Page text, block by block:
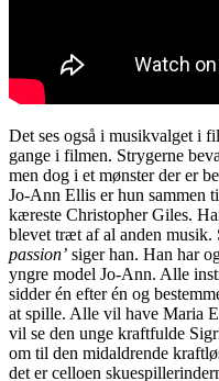
Det ses også i musikvalget i
gange i filmen. Strygerne
men dog i et mønster der er
Jo-Ann Ellis er hun sammen
kæreste Christopher Giles.
blevet træt af al anden musik.
passion’ siger han. Han har
yngre model Jo-Ann. Alle
sidder én efter én og
at spille. Alle vil have Maria
vil se den unge kraftfulde
om til den midaldrende
det er celloen